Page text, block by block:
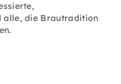
alle, die Brautradition